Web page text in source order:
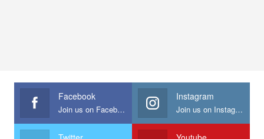
Facebook
Join us on Facebook
Instagram
Join us on Instagram